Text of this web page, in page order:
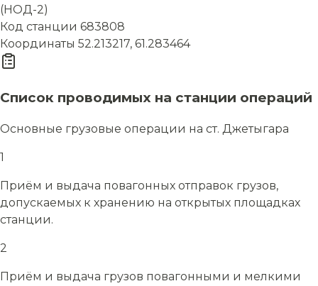
(НОД-2)
Код станции 683808
Координаты 52.213217, 61.283464
Список проводимых на станции операций
Основные грузовые операции на ст. Джетыгара
1
Приём и выдача повагонных отправок грузов,
допускаемых к хранению на открытых площадках
станции.
2
Приём и выдача грузов повагонными и мелкими